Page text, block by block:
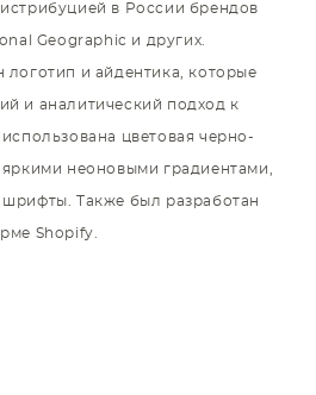
в России брендов
Geographic и других.
логотип и айдентика, которые
и аналитический подход к
цветовая черно-
неоновыми градиентами,
шрифты. Также был разработан
Shopify.